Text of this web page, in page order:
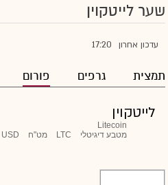
שער לייטקוין
עדכון אחרון 17:20
תמצית גרפים פורום
לייטקוין
Litecoin
מטבע דיגיטלי
LTC מט"ח USD